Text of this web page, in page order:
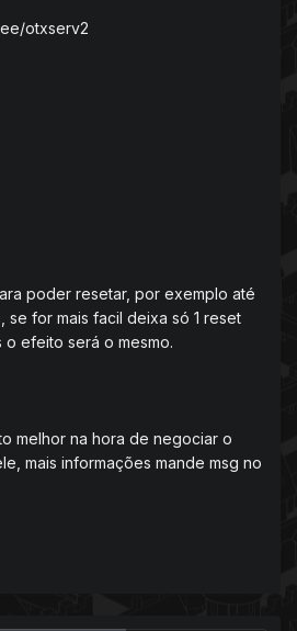
otxserv2
poder resetar, por exemplo até
for mais facil deixa só 1 reset
efeito será o mesmo.
melhor na hora de negociar o
mais informações mande msg no